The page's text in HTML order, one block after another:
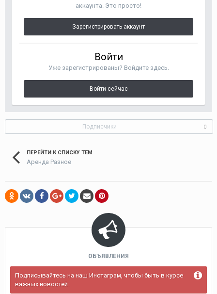
аккаунта. Это просто!
Зарегистрировать аккаунт
Войти
Уже зарегистрированы? Войдите здесь.
Войти сейчас
Подписчики 0
ПЕРЕЙТИ К СПИСКУ ТЕМ
Аренда Разное
ОБЪЯВЛЕНИЯ
Подписывайтесь на наш Инстаграм, чтобы быть в курсе
важных новостей.